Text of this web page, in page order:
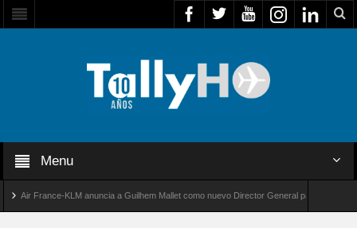
Menu
France-KLM anuncia a Guilhem Mallet como nuevo Director General para América Latina